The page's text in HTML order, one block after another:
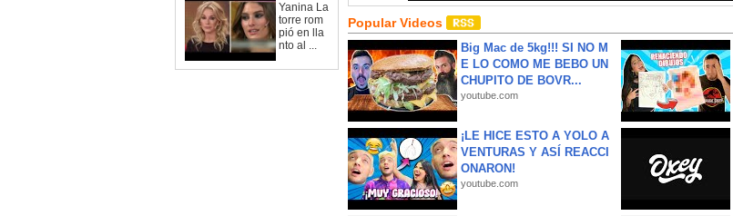
Yanina La
torre rom
pió en lla
nto al ...
Popular Videos
Big Mac de 5kg!!! SI NO M
E LO COMO ME BEBO UN
CHUPITO DE BOVR...
youtube.com
¡LE HICE ESTO A YOLO A
VENTURAS Y ASÍ REACCI
ONARON!
youtube.com